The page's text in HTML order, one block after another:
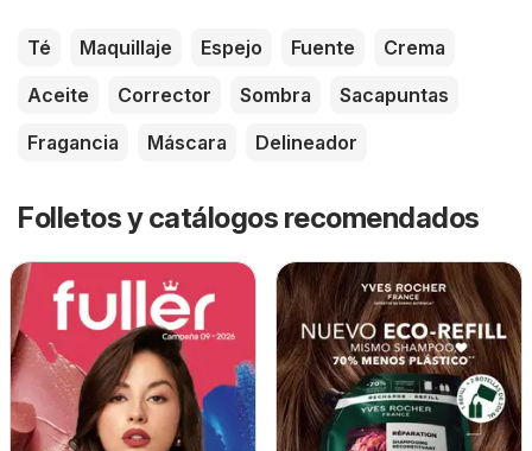
Té Maquillaje Espejo Fuente
Crema
Aceite
Corrector Sombra
Sacapuntas
Fragancia
Máscara Delineador
Folletos y catálogos recomendados